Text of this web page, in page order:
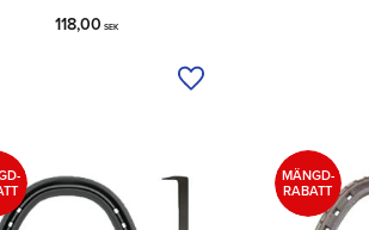
118,00 SEK
Tilføj til ønskeliste
MÄNGD-
RABATT